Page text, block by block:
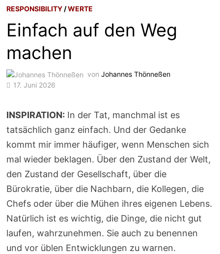
RESPONSIBILITY /WERTE
Einfach auf den Weg
machen
vonJohannes Thönneßen
17. Juni 2026
INSPIRATION: In der Tat, manchmal ist es
tatsächlich ganz einfach. Und der Gedanke
kommt mir immer häufiger, wenn Menschen sich
mal wieder beklagen. Über den Zustand der Welt,
den Zustand der Gesellschaft, über die
Bürokratie, über die Nachbarn, die Kollegen, die
Chefs oder über die Mühen ihres eigenen Lebens.
Natürlich ist es wichtig, die Dinge, die nicht gut
laufen, wahrzunehmen. Sie auch zu benennen
und vor üblen Entwicklungen zu warnen.